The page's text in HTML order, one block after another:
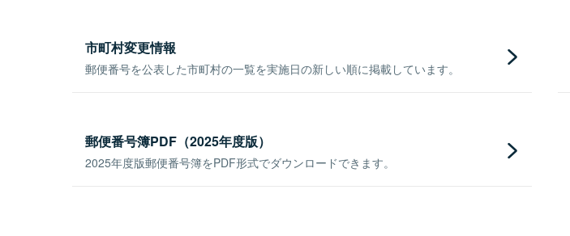
市町村変更情報
郵便番号を公表した市町村の一覧を実施日の新しい順に掲載しています。
郵便番号簿PDF（2025年度版）
2025年度版郵便番号簿をPDF形式でダウンロードできます。